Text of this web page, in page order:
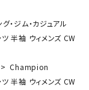
・ジム・カジュアル
半袖 ウィメンズ CW
Champion
半袖 ウィメンズ CW